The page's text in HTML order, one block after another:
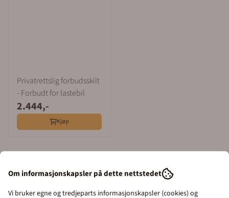
Privatrettslig forbudsskilt
- Forbudt for lastebil
2.444,-
Kjøp
Om informasjonskapsler på dette nettstedet
Vi bruker egne og tredjeparts informasjonskapsler (cookies) og